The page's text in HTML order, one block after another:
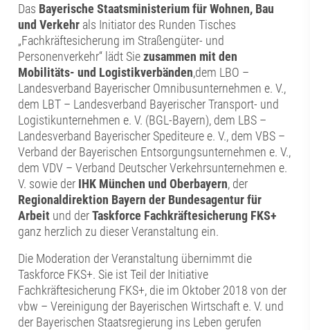
Das Bayerische Staatsministerium für Wohnen, Bau
und Verkehr als Initiator des Runden Tisches
„Fachkräftesicherung im Straßengüter- und
Personenverkehr“ lädt Siezusammen mit den
Mobilitäts- und Logistikverbänden,dem LBO –
Landesverband Bayerischer Omnibusunternehmen e. V.,
dem LBT – Landesverband Bayerischer Transport- und
Logistikunternehmen e. V. (BGL-Bayern), dem LBS –
Landesverband Bayerischer Spediteure e. V., dem VBS –
Verband der Bayerischen Entsorgungsunternehmen e. V.,
dem VDV – Verband Deutscher Verkehrsunternehmen e.
V. sowie der IHK München und Oberbayern, der
Regionaldirektion Bayern der Bundesagentur für
Arbeit und derTaskforce Fachkräftesicherung FKS+
ganz herzlich zu dieser Veranstaltung ein.
Die Moderation der Veranstaltung übernimmt die
Taskforce FKS+. Sie ist Teil der Initiative
Fachkräftesicherung FKS+, die im Oktober 2018 von der
vbw – Vereinigung der Bayerischen Wirtschaft e. V. und
der Bayerischen Staatsregierung ins Leben gerufen